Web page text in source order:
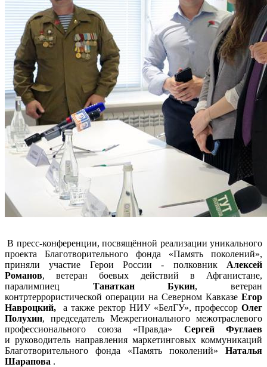
В пресс-конференции, посвящённой реализации уникального
проекта Благотворительного фонда «Память поколений»,
приняли участие Герои России - полковник Алексей
Романов, ветеран боевых действий в Афганистане,
паралимпиец Танаткан Букин, ветеран
контртеррористической операции на Северном Кавказе Егор
Навроцкий, а также ректор НИУ «БелГУ», профессор Олег
Полухин, председатель Межрегионального межотраслевого
профессионального союза «Правда» Сергей Фуглаев
и руководитель направления маркетинговых коммуникаций
Благотворительного фонда «Память поколений» Наталья
Шарапова .